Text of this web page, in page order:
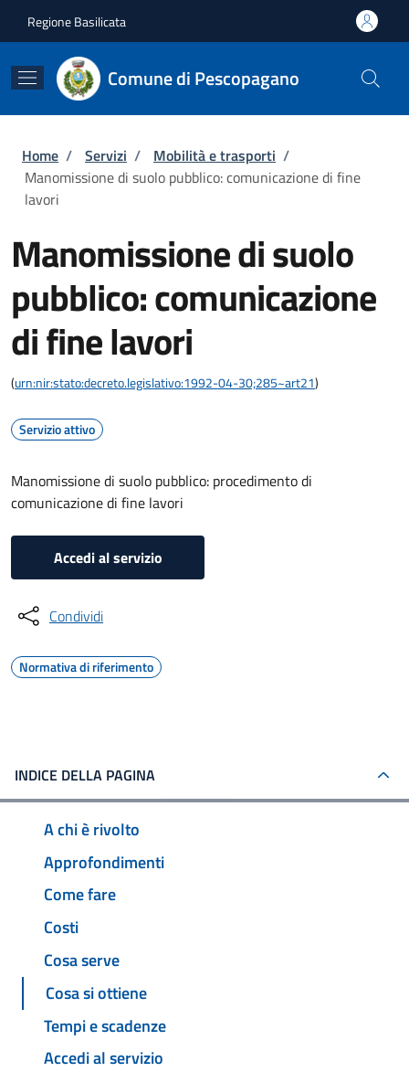
Regione Basilicata
Comune di Pescopagano
Briciole di pane
Home / Servizi / Mobilità e trasporti /
Manomissione di suolo pubblico: comunicazione di fine
lavori
Manomissione di suolo
pubblico: comunicazione
di fine lavori
(urn:nir:stato:decreto.legislativo:1992-04-30;285~art21)
Servizio attivo
Manomissione di suolo pubblico: procedimento di
comunicazione di fine lavori
Accedi al servizio
Condividi
Normativa di riferimento
INDICE DELLA PAGINA
A chi è rivolto
Approfondimenti
Come fare
Costi
Cosa serve
Cosa si ottiene
Tempi e scadenze
Accedi al servizio